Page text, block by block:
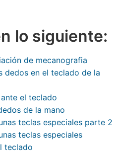
lo siguiente:
de mecanografia
dedos en el teclado de la
el teclado
de la mano
teclas especiales parte 2
teclas especiales
teclado